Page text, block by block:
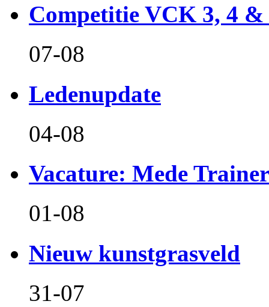
Competitie VCK 3, 4 &
07-08
Ledenupdate
04-08
Vacature: Mede
01-08
Nieuw kunstgrasveld
31-07